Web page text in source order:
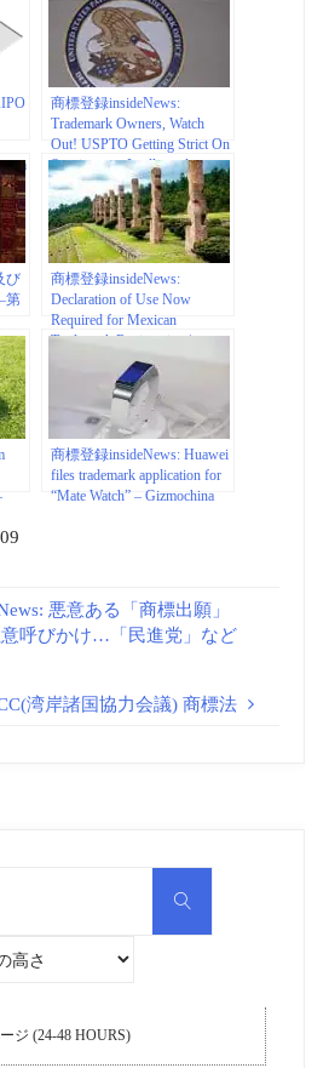
in New Decision | American
University Intellectual Property
Brief
商標登録insideNews:
Trademark Owners, Watch
Out! USPTO Getting Strict On
Specimens – Intellectual
Property – United States
び
第
商標登録insideNews:
Declaration of Use Now
Required for Mexican
Trademark Registration |
natlawreview.com
商標登録insideNews: Huawei
files trademark application for
“Mate Watch” – Gizmochina
悪意ある「商標出願」
呼びかけ…「民進党」など
湾岸諸国協力会議) 商標法
検
ジ (24-48 HOURS)